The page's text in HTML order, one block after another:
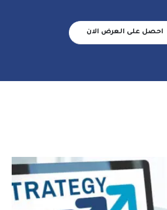
احصل على العرض الان